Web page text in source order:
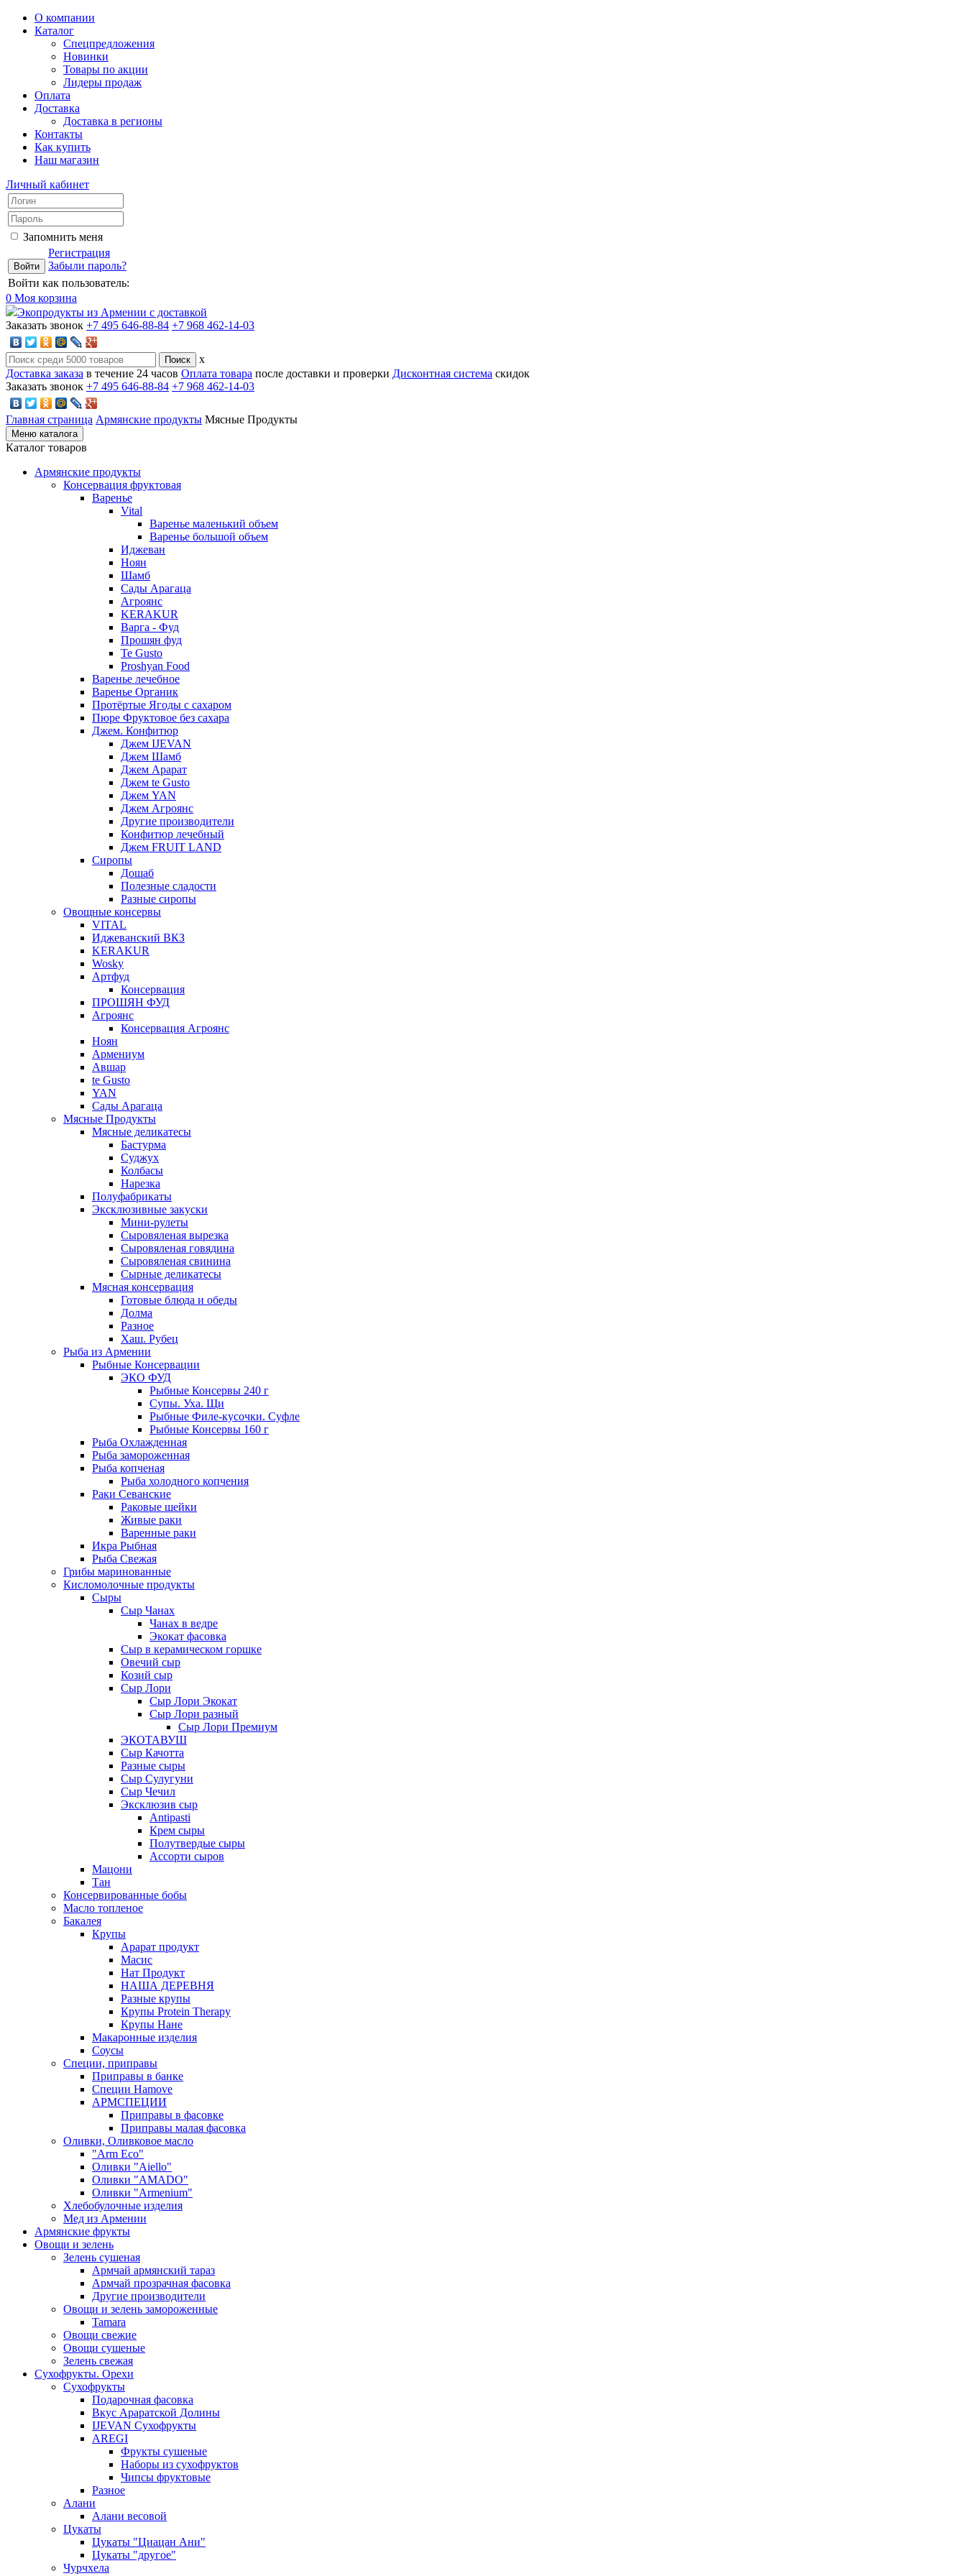
О компании
Каталог
Спецпредложения
Новинки
Товары по акции
Лидеры продаж
Оплата
Доставка
Доставка в регионы
Контакты
Как купить
Наш магазин
Личный кабинет
Запомнить меня
Регистрация
Забыли пароль?
Войти как пользователь:
0 Моя корзина
Экопродукты из Армении с доставкой
Заказать звонок +7 495 646-88-84 +7 968 462-14-03
x
Доставка заказа в течение 24 часов Оплата товара после доставки и проверки Дисконтная система скидок
Заказать звонок +7 495 646-88-84 +7 968 462-14-03
Главная страница Армянские продукты Мясные Продукты
Меню каталога
Каталог товаров
Армянские продукты
Консервация фруктовая
Варенье
Vital
Варенье маленький объем
Варенье большой объем
Иджеван
Ноян
Шамб
Сады Арагаца
Агроянс
KERAKUR
Варга - Фуд
Прошян фуд
Te Gusto
Proshyan Food
Варенье лечебное
Варенье Органик
Протёртые Ягоды с сахаром
Пюре Фруктовое без сахара
Джем. Конфитюр
Джем IJEVAN
Джем Шамб
Джем Арарат
Джем te Gusto
Джем YAN
Джем Агроянс
Другие производители
Конфитюр лечебный
Джем FRUIT LAND
Сиропы
Дошаб
Полезные сладости
Разные сиропы
Овощные консервы
VITAL
Иджеванский ВКЗ
KERAKUR
Wosky
Артфуд
Консервация
ПРОШЯН ФУД
Агроянс
Консервация Агроянс
Ноян
Армениум
Авшар
te Gusto
YAN
Сады Арагаца
Мясные Продукты
Мясные деликатесы
Бастурма
Суджух
Колбасы
Нарезка
Полуфабрикаты
Эксклюзивные закуски
Мини-рулеты
Сыровяленая вырезка
Сыровяленая говядина
Сыровяленая свинина
Сырные деликатесы
Мясная консервация
Готовые блюда и обеды
Долма
Разное
Хаш. Рубец
Рыба из Армении
Рыбные Консервации
ЭКО ФУД
Рыбные Консервы 240 г
Супы. Уха. Щи
Рыбные Филе-кусочки. Суфле
Рыбные Консервы 160 г
Рыба Охлажденная
Рыба замороженная
Рыба копченая
Рыба холодного копчения
Раки Севанские
Раковые шейки
Живые раки
Варенные раки
Икра Рыбная
Рыба Свежая
Грибы маринованные
Кисломолочные продукты
Сыры
Сыр Чанах
Чанах в ведре
Экокат фасовка
Сыр в керамическом горшке
Овечий сыр
Козий сыр
Сыр Лори
Сыр Лори Экокат
Сыр Лори разный
Сыр Лори Премиум
ЭКОТАВУШ
Сыр Качотта
Разные сыры
Сыр Сулугуни
Сыр Чечил
Эксклюзив сыр
Antipasti
Крем сыры
Полутвердые сыры
Ассорти сыров
Мацони
Тан
Консервированные бобы
Масло топленое
Бакалея
Крупы
Арарат продукт
Масис
Нат Продукт
НАША ДЕРЕВНЯ
Разные крупы
Крупы Protein Therapy
Крупы Нане
Макаронные изделия
Соусы
Специи, приправы
Приправы в банке
Специи Hamove
АРМСПЕЦИИ
Приправы в фасовке
Приправы малая фасовка
Оливки, Оливковое масло
"Arm Eco"
Оливки "Aiello"
Оливки "AMADO"
Оливки "Armenium"
Хлебобулочные изделия
Мед из Армении
Армянские фрукты
Овощи и зелень
Зелень сушеная
Армчай армянский тараз
Армчай прозрачная фасовка
Другие производители
Овощи и зелень замороженные
Tamara
Овощи свежие
Овощи сушеные
Зелень свежая
Сухофрукты. Орехи
Сухофрукты
Подарочная фасовка
Вкус Араратской Долины
IJEVAN Сухофрукты
AREGI
Фрукты сушеные
Наборы из сухофруктов
Чипсы фруктовые
Разное
Алани
Алани весовой
Цукаты
Цукаты "Циацан Ани"
Цукаты "другое"
Чурчхела